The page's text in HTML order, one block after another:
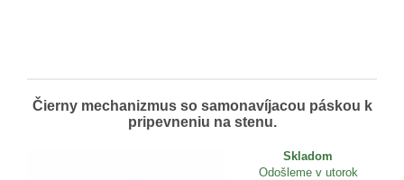
Čierny mechanizmus so samonavíjacou páskou k
pripevneniu na stenu.
Skladom
Odošleme v utorok